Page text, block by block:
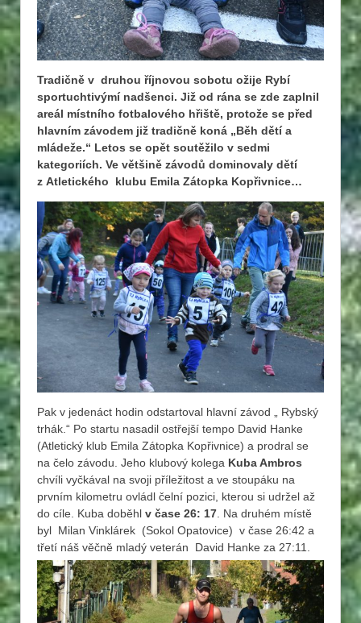
Tradičně v druhou říjnovou sobotu ožije Rybí
sportuchtivýmí nadšenci. Již od rána se zde zaplnil
areál místního fotbalového hřiště, protože se před
hlavním závodem již tradičně koná „Běh dětí a
mládeže.“ Letos se opět soutěžilo v sedmi
kategoriích. Ve většině závodů dominovaly dětí
z Atletického klubu Emila Zátopka Kopřivnice…
Pak v jedenáct hodin odstartoval hlavní závod „ Rybský
trhák.“ Po startu nasadil ostřejší tempo David Hanke
(Atletický klub Emila Zátopka Kopřivnice) a prodral se
na čelo závodu. Jeho klubový kolega Kuba Ambros
chvíli vyčkával na svoji příležitost a ve stoupáku na
prvním kilometru ovládl čelní pozici, kterou si udržel až
do cíle. Kuba doběhl v čase 26: 17 . Na druhém místě
byl Milan Vinklárek (Sokol Opatovice) v čase 26:42 a
třetí náš věčně mladý veterán David Hanke za 27:11.